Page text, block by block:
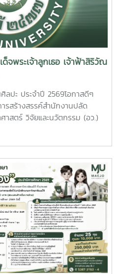
จพระเจ้าลูกเธอ เจ้าฟ้าสิริวัณ
ปะ ประจำปี 2569โอกาสดีๆ
รสร้างสรรค์สำนักงานปลัด
าสตร์ วิจัยและนวัตกรรม (อว.)
า เพื่อสนับสนุนนักศึกษาที่มี